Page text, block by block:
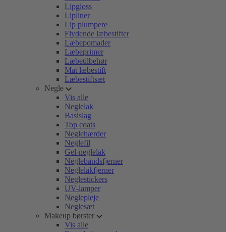
Lipgloss
Lipliner
Lip plumpere
Flydende læbestifter
Læbepomader
Læbeprimer
Læbetilbehør
Mat læbestift
Læbestiftsæt
Negle
Vis alle
Neglelak
Basislag
Top coats
Neglehærder
Neglefil
Gel-neglelak
Neglebåndsfjerner
Neglelakfjerner
Neglestickers
UV-lamper
Neglepleje
Neglesæt
Makeup børster
Vis alle